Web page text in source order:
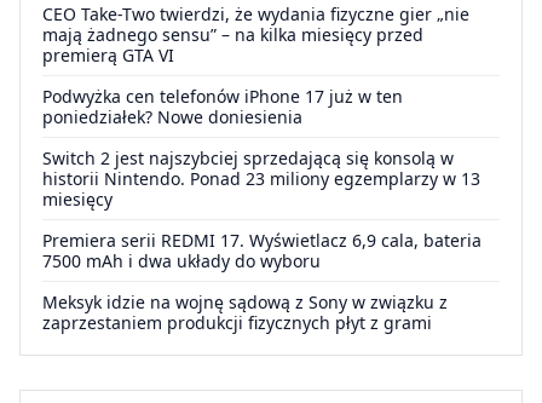
CEO Take-Two twierdzi, że wydania fizyczne gier „nie
mają żadnego sensu” – na kilka miesięcy przed
premierą GTA VI
Podwyżka cen telefonów iPhone 17 już w ten
poniedziałek? Nowe doniesienia
Switch 2 jest najszybciej sprzedającą się konsolą w
historii Nintendo. Ponad 23 miliony egzemplarzy w 13
miesięcy
Premiera serii REDMI 17. Wyświetlacz 6,9 cala, bateria
7500 mAh i dwa układy do wyboru
Meksyk idzie na wojnę sądową z Sony w związku z
zaprzestaniem produkcji fizycznych płyt z grami